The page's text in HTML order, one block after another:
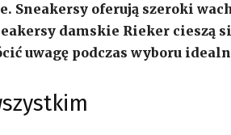
Sneakersy oferują szeroki
damskie Rieker cieszą
uwagę podczas wyboru